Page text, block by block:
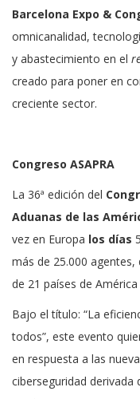
Barcelona Expo &
omnicanalidad,
y abastecimiento en el
creado para poner en
creciente sector.
Congreso ASAPRA
La 36ª edición del
Aduanas de las
vez en Europa los días
más de 25.000
de 21 países de
Bajo el título: “La
todos”, este evento
en respuesta a las
ciberseguridad derivada